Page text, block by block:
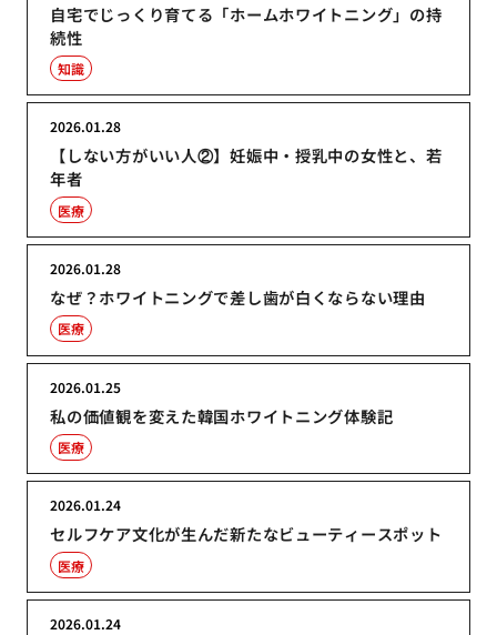
自宅でじっくり育てる「ホームホワイトニング」の持
続性
知識
【しない方がいい人②】妊娠中・授乳中の女性と、若
年者
2026.01.28
医療
なぜ？ホワイトニングで差し歯が白くならない理由
2026.01.28
医療
私の価値観を変えた韓国ホワイトニング体験記
2026.01.25
医療
セルフケア文化が生んだ新たなビューティースポット
2026.01.24
医療
2026.01.24